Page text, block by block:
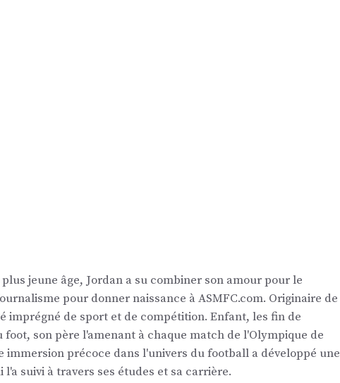
jeune âge, Jordan a su combiner son amour pour le
pour donner naissance à ASMFC.com. Originaire de
imprégné de sport et de compétition. Enfant, les fin de
foot, son père l'amenant à chaque match de l'Olympique de
immersion précoce dans l'univers du football a développé une
suivi à travers ses études et sa carrière.